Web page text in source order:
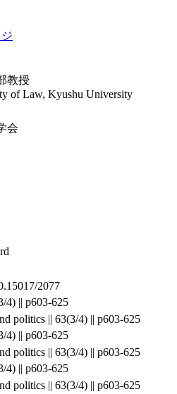
教授
of Law, Kyushu University
会
2077
4) || p603-625
politics || 63(3/4) || p603-625
4) || p603-625
politics || 63(3/4) || p603-625
4) || p603-625
politics || 63(3/4) || p603-625